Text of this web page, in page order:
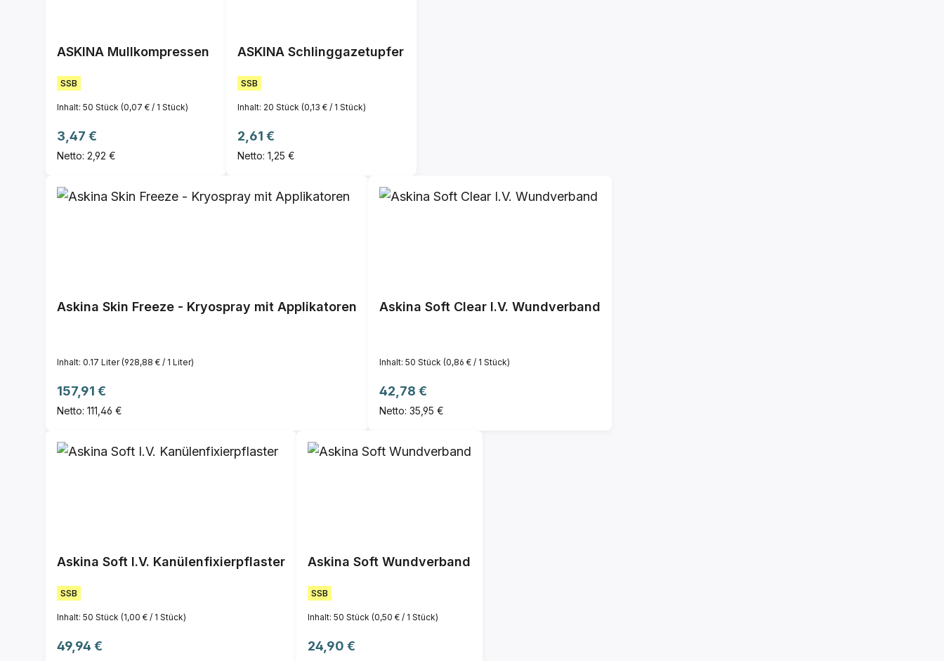
ASKINA Mullkompressen
SSB
Inhalt: 50 Stück (0,07 € / 1 Stück)
Regulärer Preis:
3,47 €
Netto: 2,92 €
ASKINA Schlinggazetupfer
SSB
Inhalt: 20 Stück (0,13 € / 1 Stück)
Regulärer Preis:
2,61 €
Netto: 1,25 €
Askina Skin Freeze - Kryospray mit Applikatoren
Inhalt: 0.17 Liter(928,88 € / 1 Liter)
Regulärer Preis:
157,91 €
Netto: 111,46 €
Askina Soft Clear I.V. Wundverband
Inhalt: 50 Stück (0,86 € / 1 Stück)
Regulärer Preis:
42,78 €
Netto: 35,95 €
Askina Soft I.V. Kanülenfixierpflaster
SSB
Inhalt: 50 Stück (1,00 € / 1 Stück)
Regulärer Preis:
49,94 €
Askina Soft Wundverband
SSB
Inhalt: 50 Stück (0,50 € / 1 Stück)
Regulärer Preis:
24,90 €